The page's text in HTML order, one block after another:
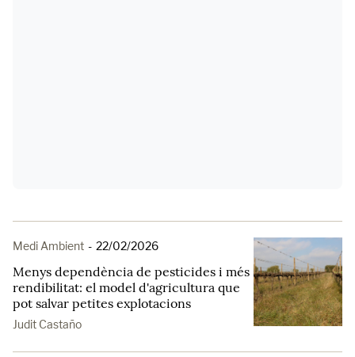
Medi Ambient - 22/02/2026
Menys dependència de pesticides i més
rendibilitat: el model d'agricultura que
pot salvar petites explotacions
Judit Castaño